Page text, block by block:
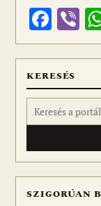
KERESÉS
Keresés:
SZIGORÚAN